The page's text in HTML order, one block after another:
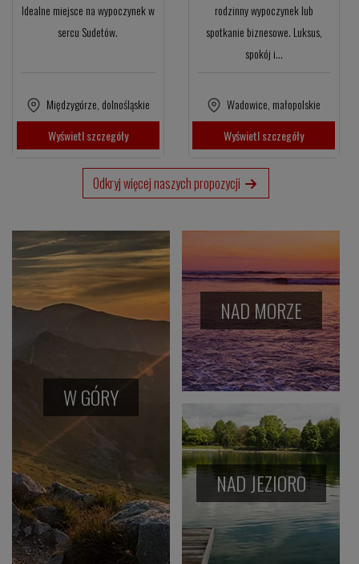
Idealne miejsce na wypoczynek w
sercu Sudetów.
Międzygórze dolnośląskie
Wyświetl szczegóły
rodzinny wypoczynek lub
spotkanie biznesowe. Luksus,
spokój i…
Wadowice małopolskie
Wyświetl szczegóły
Odkryj więcej naszych propozycji
W GÓRY
NAD MORZE
NAD JEZIORO